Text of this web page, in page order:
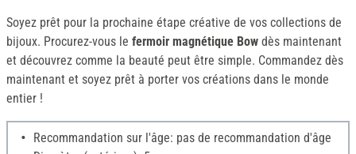
Soyez prêt pour la prochaine étape créative de vos collections de
bijoux. Procurez-vous le fermoir magnétique Bow dès maintenant
et découvrez comme la beauté peut être simple. Commandez dès
maintenant et soyez prêt à porter vos créations dans le monde
entier !
Recommandation sur l'âge: pas de recommandation d'âge